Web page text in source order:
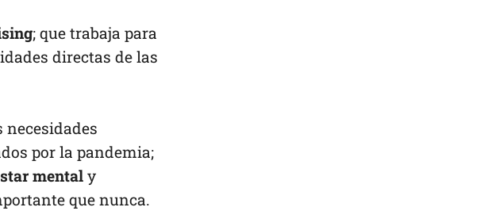
; que trabaja para
directas de las
necesidades
por la pandemia;
mental y
que nunca.